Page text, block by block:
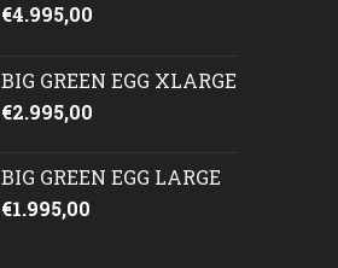
€4.995,00
BIG GREEN EGG XLARGE
€2.995,00
BIG GREEN EGG LARGE
€1.995,00